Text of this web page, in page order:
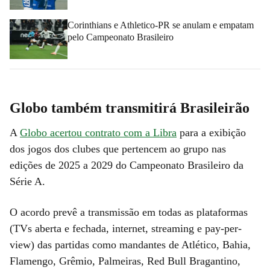
Corinthians e Athletico-PR se anulam e empatam
pelo Campeonato Brasileiro
Globo também transmitirá Brasileirão
A Globo acertou contrato com a Libra para a exibição
dos jogos dos clubes que pertencem ao grupo nas
edições de 2025 a 2029 do Campeonato Brasileiro da
Série A.
O acordo prevê a transmissão em todas as plataformas
(TVs aberta e fechada, internet, streaming e pay-per-
view) das partidas como mandantes de Atlético, Bahia,
Flamengo, Grêmio, Palmeiras, Red Bull Bragantino,